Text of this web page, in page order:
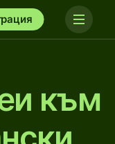
към